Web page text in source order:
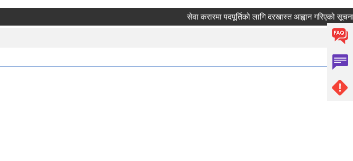
सेवा करारमा पदपूर्तिको लागि दरखास्त आह्वान गरिएको सूचना ।